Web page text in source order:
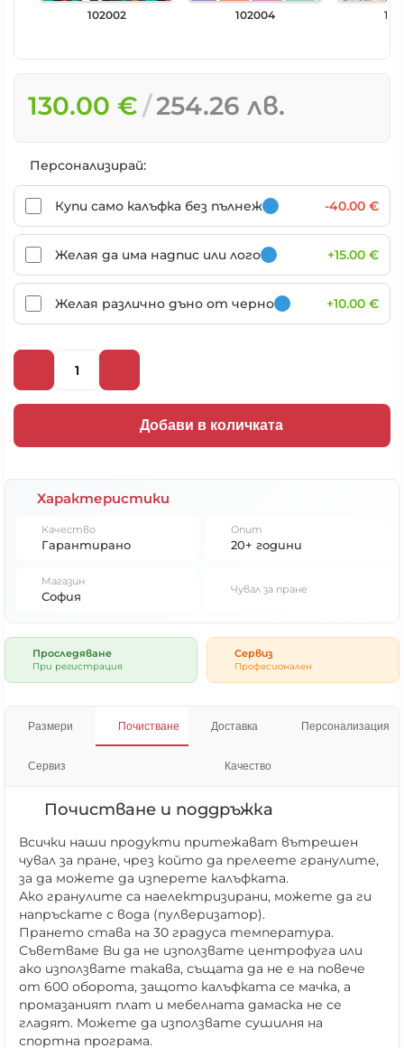
102002 102004
130.00 € 254.26 лв.
Персонализирай:
Купи само калъфка без пълнеж -40.00 €
Желая да има надпис или лого +15.00 €
Желая различно дъно от черно +10.00 €
Добави в количката
Характеристики
Качество
Гарантирано
Опит
20+ години
Магазин
София Чувал за пране
Проследяване
При регистрация
Сервиз
Професионален
Размери Почистване Доставка Персонализация
Сервиз Качество
Почистване и поддръжка
Всички наши продукти притежават вътрешен
чувал за пране, чрез който да прелеете гранулите,
за да можете да изперете калъфката.
Ако гранулите са наелектризирани, можете да ги
напръскате с вода (пулверизатор).
Прането става на 30 градуса температура.
Съветваме Ви да не използвате центрофуга или
ако използвате такава, същата да не е на повече
от 600 оборота, защото калъфката се мачка, а
промазаният плат и мебелната дамаска не се
гладят. Можете да използвате сушилня на
спортна програма.